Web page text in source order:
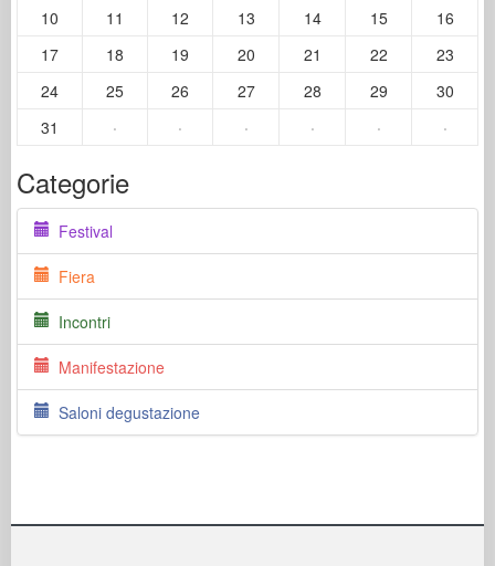
10 11 12 13 14 15
16
17
18 19 20 21 22
23
24
25 26 27 28 29
30
31
· · · · · ·
Categorie
Festival
Fiera
Incontri
Manifestazione
Saloni degustazione